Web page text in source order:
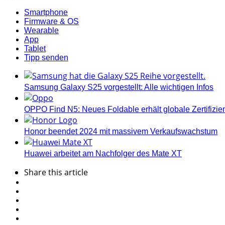
Smartphone
Firmware & OS
Wearable
App
Tablet
Tipp senden
Samsung Galaxy S25 vorgestellt: Alle wichtigen Infos
OPPO Find N5: Neues Foldable erhält globale
Honor beendet 2024 mit massivem Verkaufswachstum
Huawei arbeitet am Nachfolger des Mate XT
Sharethis article